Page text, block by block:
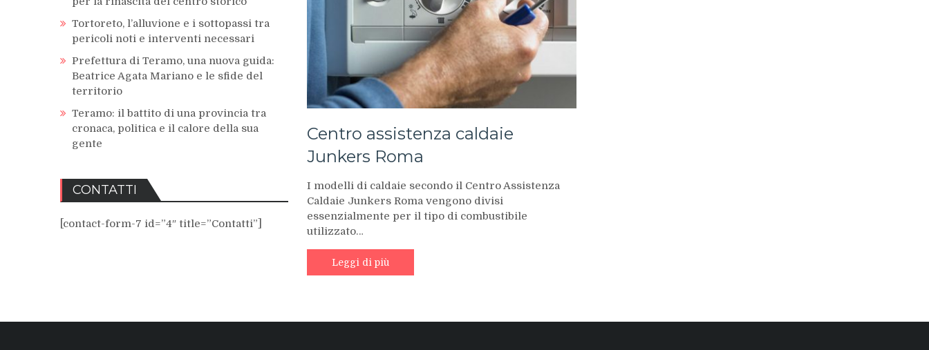
Centro assistenza caldaie
Junkers Roma
I modelli di caldaie secondo il Centro Assistenza
Caldaie Junkers Roma vengono divisi
essenzialmente per il tipo di combustibile
utilizzato…
Leggi di più
Tortoreto, l’alluvione e i sottopassi tra
pericoli noti e interventi necessari
Prefettura di Teramo, una nuova guida:
Beatrice Agata Mariano e le sfide del
territorio
Teramo: il battito di una provincia tra
cronaca, politica e il calore della sua
gente
CONTATTI
[contact-form-7 id=”4″ title=”Contatti”]